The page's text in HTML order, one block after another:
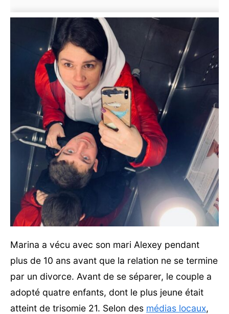
Marina a vécu avec son mari Alexey pendant
plus de 10 ans avant que la relation ne se termine
par un divorce. Avant de se séparer, le couple a
adopté quatre enfants, dont le plus jeune était
atteint de trisomie 21. Selon des médias locaux,